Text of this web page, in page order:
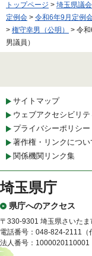
トップページ > 埼玉県議
定例会 > 令和6年9月定例
> 権守幸男（公明）
> 令
男議員）
サイトマップ
ウェブアクセシビリテ
プライバシーポリシ
著作権・リンクについ
関係機関リンク集
埼玉県庁
県庁へのアクセス
〒330-9301 埼玉県さいた
電話番号：048-824-2111（
法人番号：1000020110001